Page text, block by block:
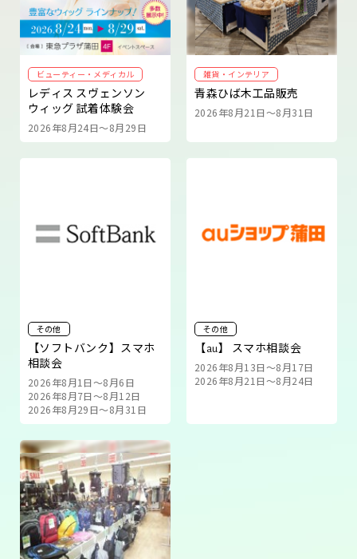
ビューティー・メディカル
レディス スヴェンソン
ウィッグ 試着体験会
2026年8月24日～8月29日
雑貨・インテリア
青森ひば木工品販売
2026年8月21日～8月31日
その他
【ソフトバンク】スマホ
相談会
2026年8月1日～8月6日
2026年8月7日～8月12日
2026年8月29日～8月31日
その他
【au】 スマホ相談会
2026年8月13日～8月17日
2026年8月21日～8月24日